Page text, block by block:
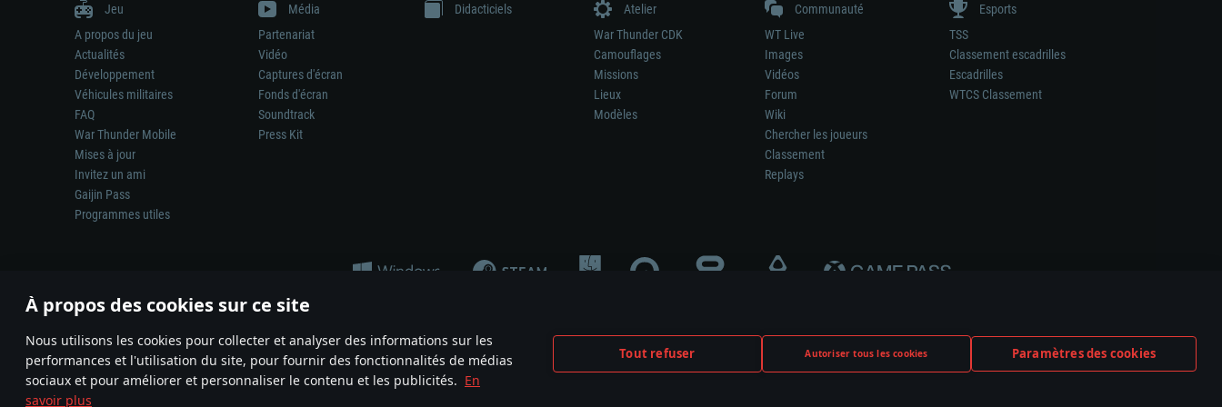
À propos des cookies sur ce site
Nous utilisons les cookies pour collecter et analyser des informations sur les
performances et l'utilisation du site, pour fournir des fonctionnalités de médias
sociaux et pour améliorer et personnaliser le contenu et les publicités. En
savoir plus
Tout refuser Autoriser tous les cookies Paramètres des cookies
Jeu
A propos du jeu
Actualités
Développement
Véhicules militaires
FAQ
War Thunder Mobile
Mises à jour
Invitez un ami
Gaijin Pass
Programmes utiles
Média
Partenariat
Vidéo
Captures d'écran
Fonds d'écran
Soundtrack
Press Kit
Didacticiels
Atelier
War Thunder CDK
Camouflages
Missions
Lieux
Modèles
Communauté
WT Live
Images
Vidéos
Forum
Wiki
Chercher les joueurs
Classement
Replays
Esports
TSS
Classement escadrilles
Escadrilles
WTCS Classement
La représentation d’une arme ou d’un véhicule réel dans ce jeu ne signifie pas la participation au développement du jeu, le sponsoring ou à l’approbation de tout fabricant d’armes ou de véhicule.
© 2011—2026 Gaijin Games Kft. All trademarks, logos and brand names are the property of their respective owners.
Termes et conditions